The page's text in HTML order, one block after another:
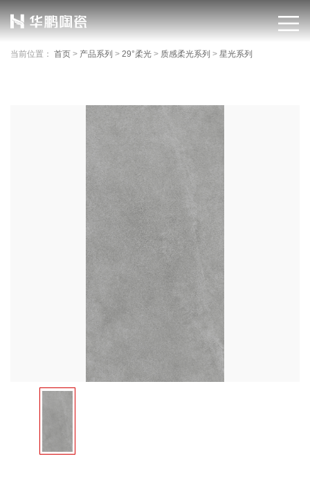
当前位置： 首页 > 产品系列 > 29°柔光 > 质感柔光系列 > 星光系列